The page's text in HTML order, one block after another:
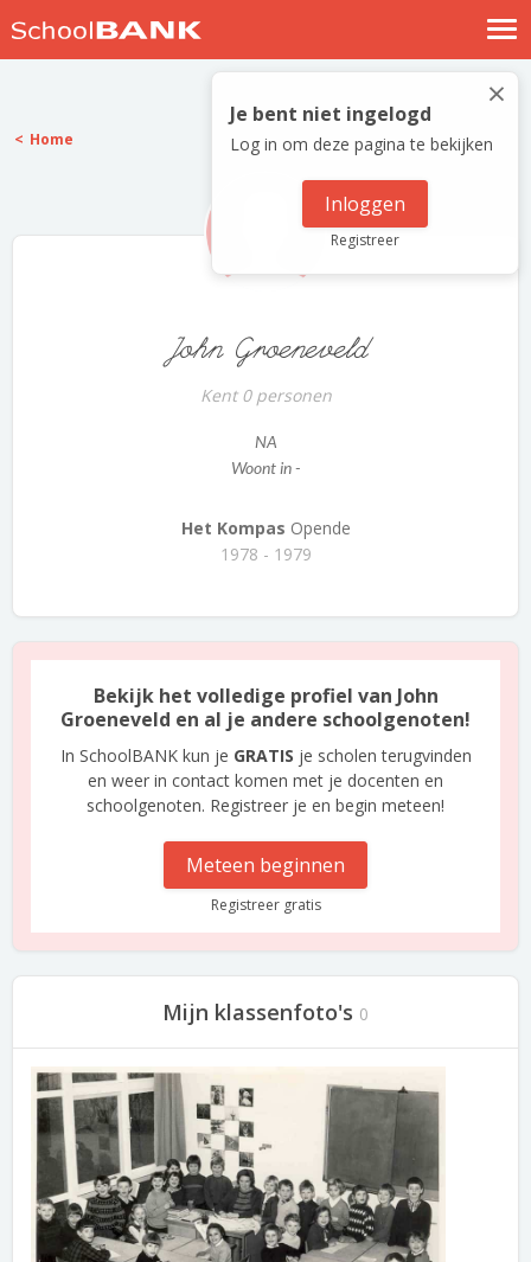
Nostalgische verhalen
Log in
Meld je gratis aan
×
Je bent niet ingelogd
Log in om deze pagina te bekijken
Inloggen
Registreer
Home
John Groeneveld
Kent 0 personen
NA
Woont in -
Het Kompas Opende
1978 - 1979
Bekijk het volledige profiel van John
Groeneveld en al je andere schoolgenoten!
In SchoolBANK kun je GRATIS je scholen terugvinden
en weer in contact komen met je docenten en
schoolgenoten. Registreer je en begin meteen!
Meteen beginnen
Registreer gratis
Mijn klassenfoto's 0